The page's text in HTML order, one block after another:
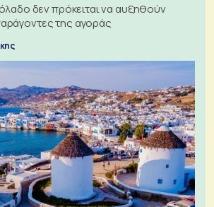
δεν πρόκειται να αυξηθούν
της αγοράς